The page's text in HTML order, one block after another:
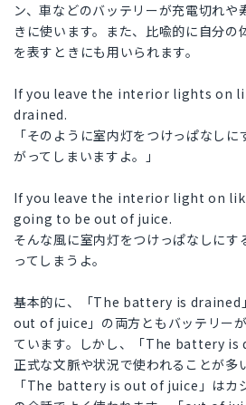
ン、車などのバッテリーが充電切れや
きに使います。また、比喩的に自分の
を表すときにも用いられます。
If you leave the interior lights on
drained.
「そのように室内灯をつけっぱなし
がってしまいますよ。」
If you leave the interior light on
going to be out of juice.
そんな風に室内灯をつけっぱなしにす
ってしまうよ。
基本的に、「The battery is
out of juice」の両方ともバッテリー
ています。しかし、「The battery is
正式な文脈や状況で使われることが多
「The battery is out of juice」はカ